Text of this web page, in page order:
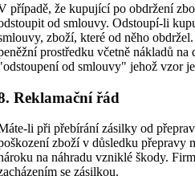
případě, že kupující po obdržení
od smlouvy. Odstoupí-li
zboží, které od něho
prostředku včetně nákladů
od smlouvy" jehož vzor
Reklamační řád
li při přebírání zásilky od
zboží v důsledku přepravy
na náhradu vzniklé škody.
se zásilkou.